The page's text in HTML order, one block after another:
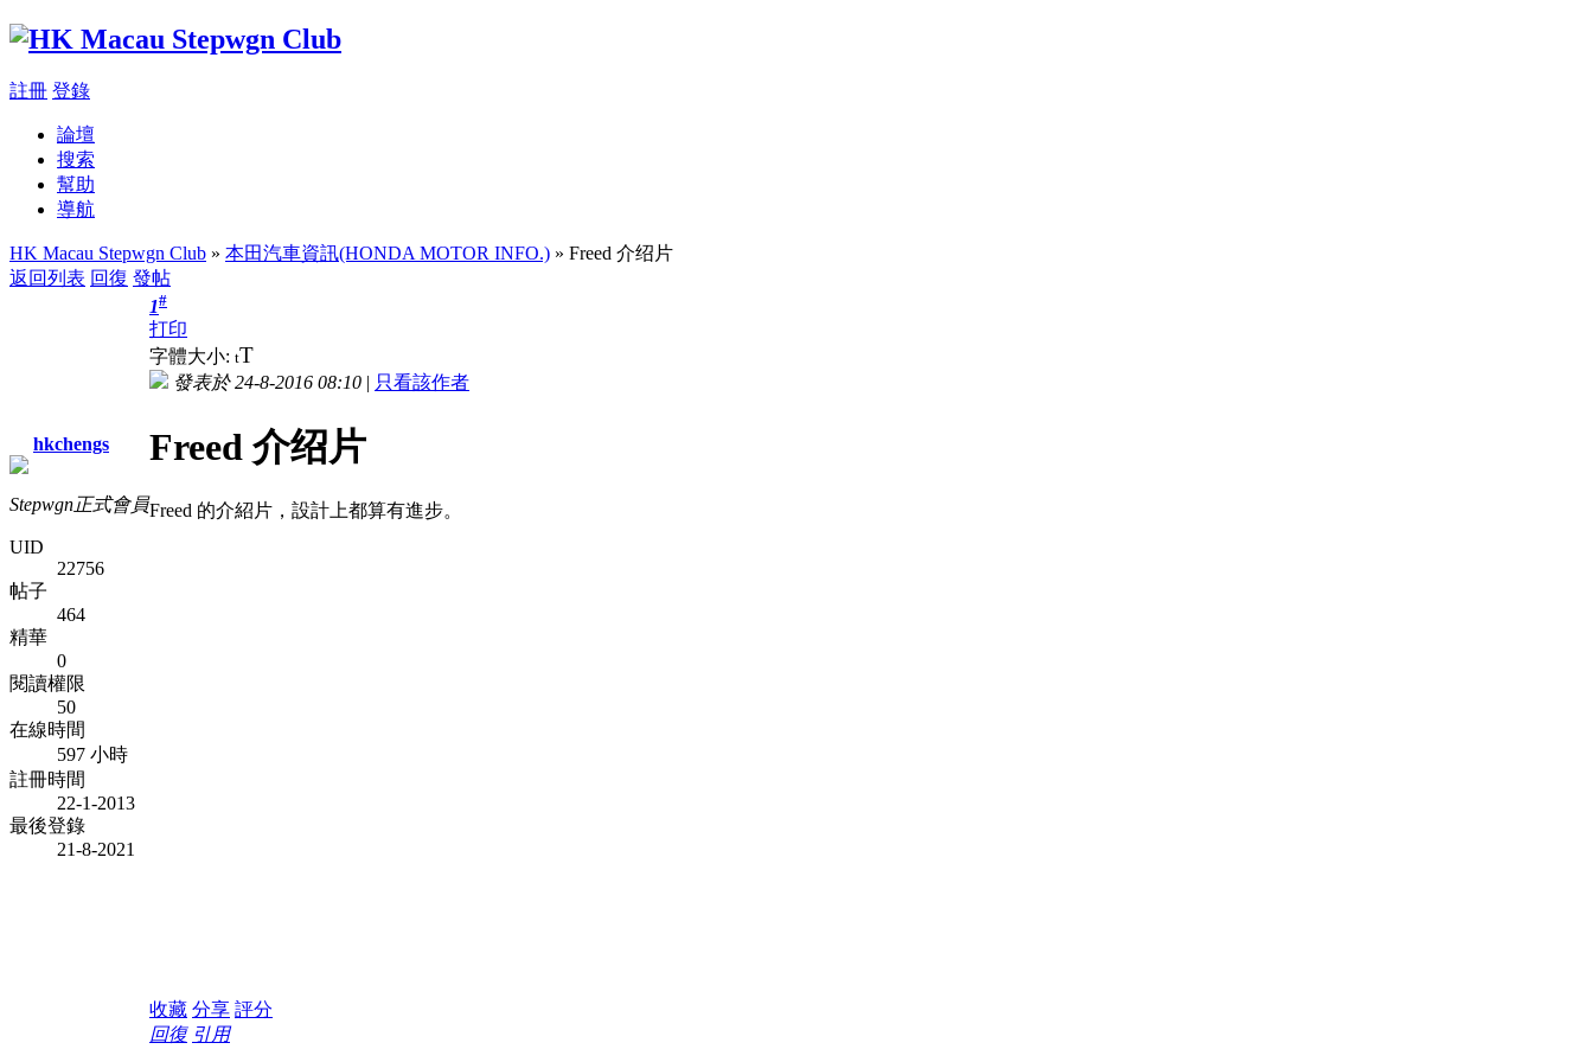
註冊 登錄
論壇
搜索
幫助
導航
HK Macau Stepwgn Club » 本田汽車資訊(HONDA MOTOR INFO.) » Freed 介绍片
返回列表 回復 發帖
hkchengs
Stepwgn正式會員
UID
22756
帖子
464
精華
0
閱讀權限
50
在線時間
597 小時
註冊時間
22-1-2013
最後登錄
21-8-2021
1#
打印
字體大小: tT
發表於 24-8-2016 08:10 | 只看該作者
Freed 介绍片
Freed 的介紹片，設計上都算有進步。
收藏 分享 評分
回復 引用